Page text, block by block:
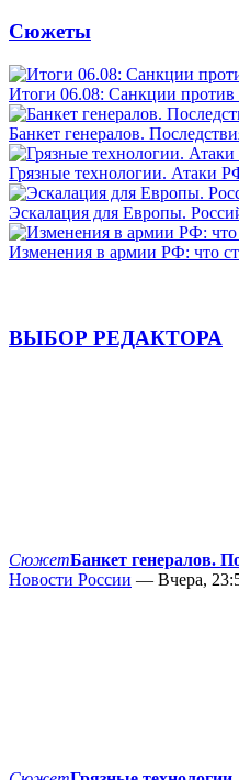
Сюжеты
Итоги 06.08: Санкции
Банкет генералов.
Грязные технологии. Атаки
Эскалация для Европы.
Изменения в армии РФ: что
ВЫБОР РЕДАКТОРА
СюжетБанкет генералов.
Новости России — Вчера,